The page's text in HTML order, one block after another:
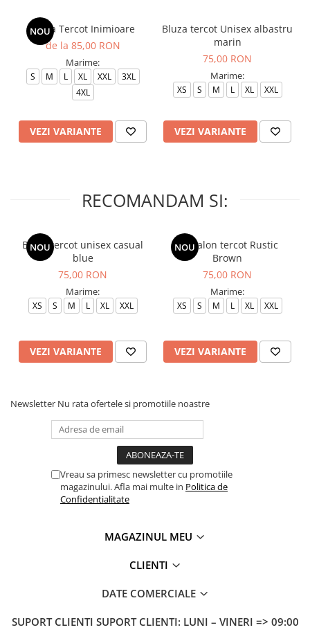
NOU
Bluza Tercot Inimioare
de la 85,00 RON
Marime:
S M L XL XXL
3XL
4XL
VEZI VARIANTE
Bluza tercot Unisex albastru
marin
75,00 RON
Marime:
XS S M L XL XXL
VEZI VARIANTE
RECOMANDAM SI:
NOU
Bluza tercot unisex casual
blue
75,00 RON
Marime:
XS S M L XL XXL
VEZI VARIANTE
NOU
Pantalon tercot Rustic
Brown
75,00 RON
Marime:
XS S M L XL XXL
VEZI VARIANTE
Newsletter Nu rata ofertele si promotiile noastre
Vreau sa primesc newsletter cu promotiile
magazinului. Afla mai multe in Politica de
Confidentialitate
MAGAZINUL MEU
CLIENTI
DATE COMERCIALE
SUPORT CLIENTI SUPORT CLIENTI: LUNI – VINERI => 09:00